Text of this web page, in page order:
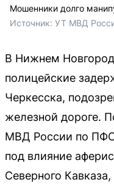
Мошенники долго
Источник: УТ МВД
В Нижнем
полицейские
Черкесска,
железной дороге.
МВД России по
под влияние
Северного